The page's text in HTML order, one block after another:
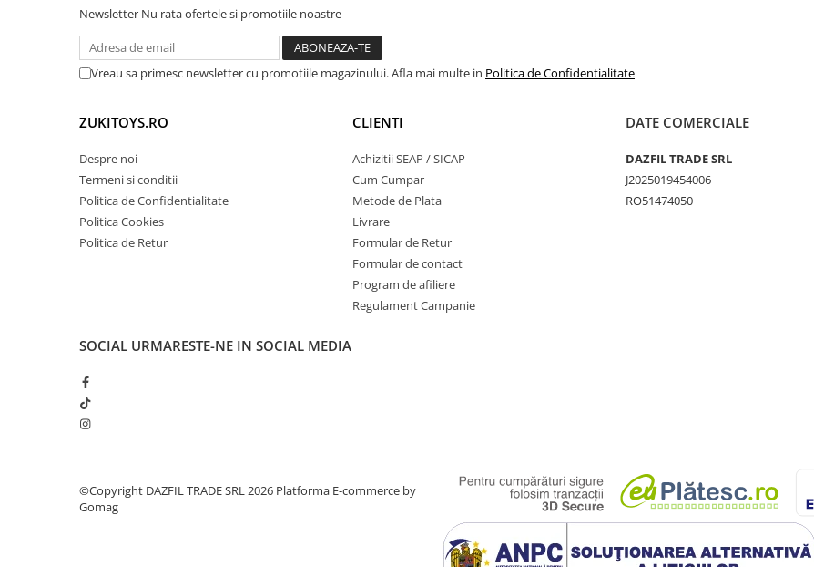
• joacă activă în aer liber
• activități fizice sigure pentru cei mici
• cadouri educative și distractive
Newsletter Nu rata ofertele si promotiile noastre
Vreau sa primesc newsletter cu promotiile magazinului. Afla mai multe in Politica de Confidentialitate
ZUKITOYS.RO
Despre noi
Termeni si conditii
Politica de Confidentialitate
Politica Cookies
Politica de Retur
CLIENTI
Achizitii SEAP / SICAP
Cum Cumpar
Metode de Plata
Livrare
Formular de Retur
Formular de contact
Program de afiliere
Regulament Campanie
DATE COMERCIALE
DAZFIL TRADE SRL
J2025019454006
RO51474050
SOCIAL URMARESTE-NE IN SOCIAL MEDIA
©Copyright DAZFIL TRADE SRL 2026 Platforma E-commerce by
Gomag